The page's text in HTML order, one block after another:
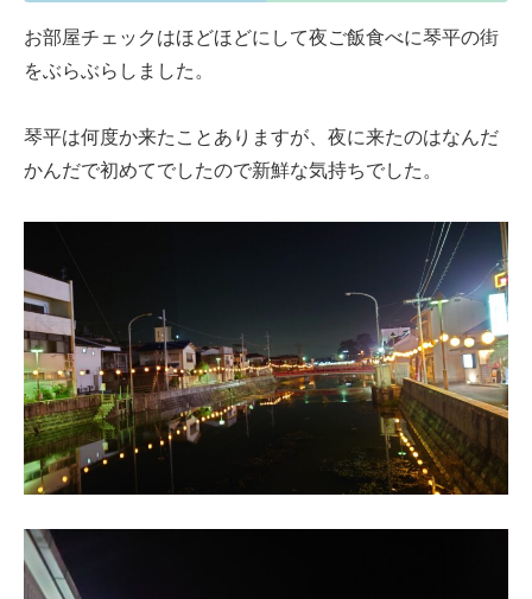
お部屋チェックはほどほどにして夜ご飯食べに琴平の街
をぶらぶらしました。
琴平は何度か来たことありますが、夜に来たのはなんだ
かんだで初めてでしたので新鮮な気持ちでした。